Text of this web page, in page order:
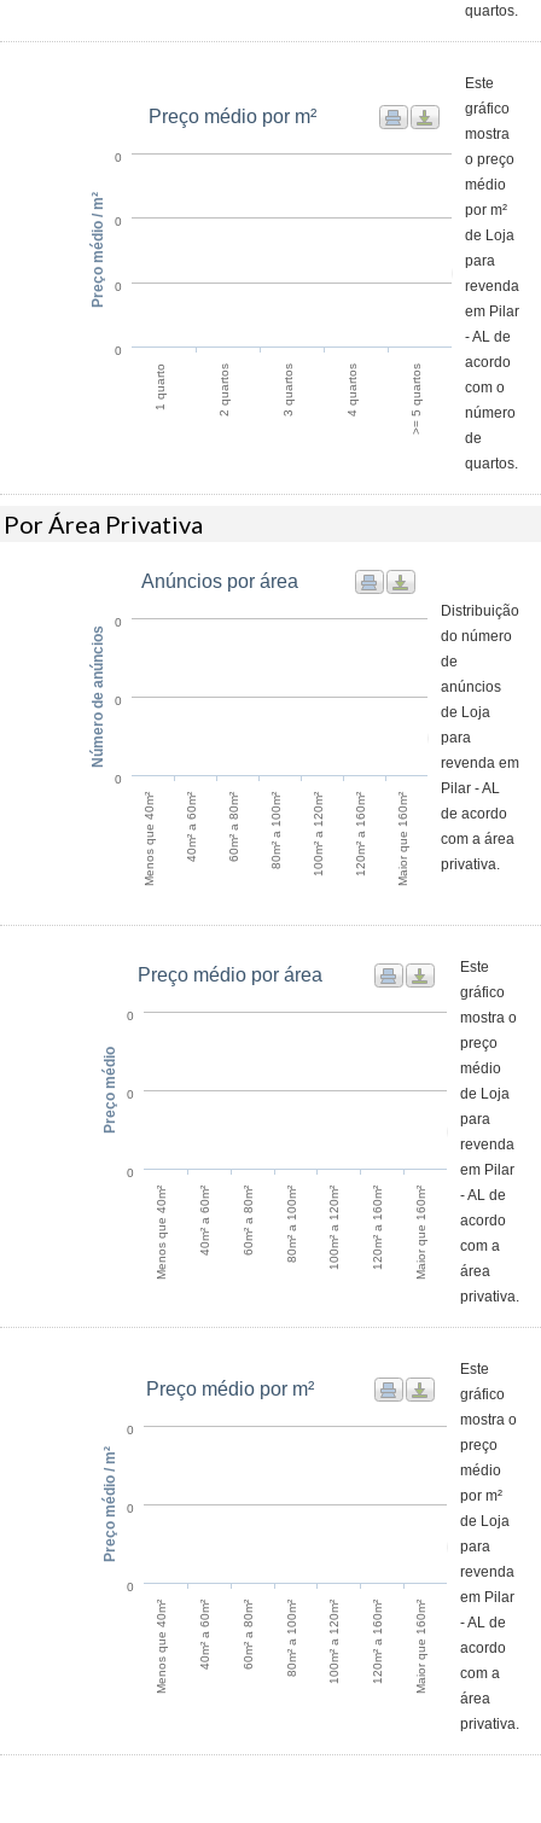
quartos.
Preço médio por m²
1 quarto 2 quartos 3 quartos 4 quartos >= 5 quartos
0
0
0
0
Preço médio / m²
Este
gráfico
mostra
o preço
médio
por m²
de Loja
para
revenda
em Pilar
- AL de
acordo
com o
número
de
quartos.
Por Área Privativa
Anúncios por área
Menos que 40m² 40m² a 60m² 60m² a 80m² 80m² a 100m² 100m² a 120m² 120m² a 160m² Maior que 160m²
0
0
0
Número de anúncios
Distribuição
do número
de
anúncios
de Loja
para
revenda em
Pilar - AL
de acordo
com a área
privativa.
Preço médio por área
Menos que 40m² 40m² a 60m² 60m² a 80m² 80m² a 100m² 100m² a 120m² 120m² a 160m² Maior que 160m²
0
0
0
Preço médio
Este
gráfico
mostra o
preço
médio
de Loja
para
revenda
em Pilar
- AL de
acordo
com a
área
privativa.
Preço médio por m²
Menos que 40m² 40m² a 60m² 60m² a 80m² 80m² a 100m² 100m² a 120m² 120m² a 160m² Maior que 160m²
0
0
0
Preço médio / m²
Este
gráfico
mostra o
preço
médio
por m²
de Loja
para
revenda
em Pilar
- AL de
acordo
com a
área
privativa.